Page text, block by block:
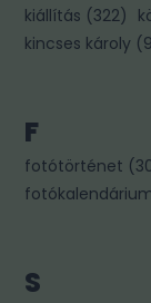
kiállítás (322)
kincses károly (
F
fotótörténet (
S